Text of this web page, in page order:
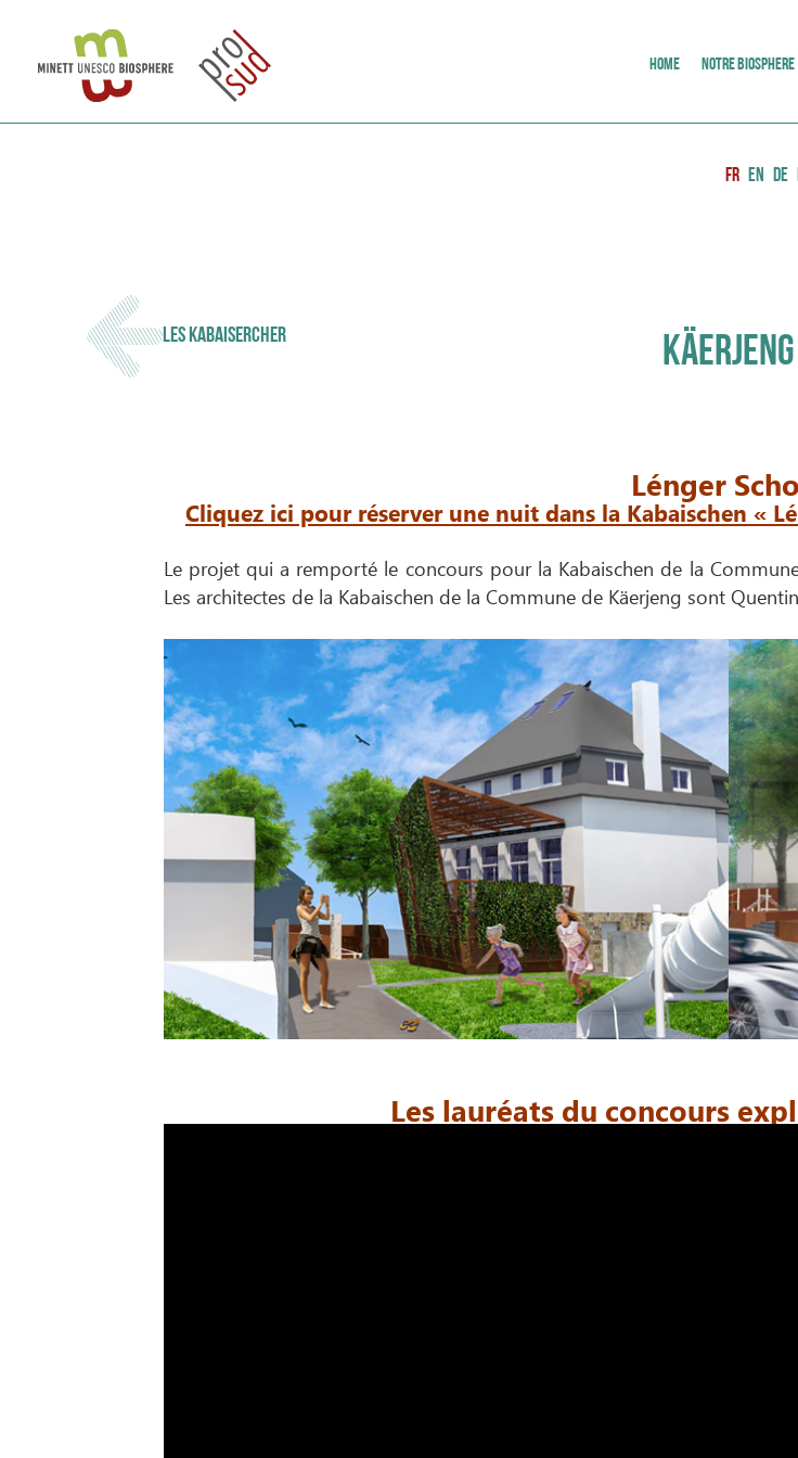
HOME NOTRE BIOSPHERE
FR EN DE
LES KABAISERCHER KÄERJENG
Lénger
Cliquez ici pour réserver une nuit dans la Kabaischen «
Le projet qui a remporté le concours pour la Kabaischen de la
Les architectes de la Kabaischen de la Commune de Käerjeng sont
Les lauréats du concours